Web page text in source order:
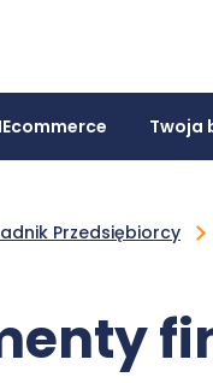
Twoja
Przedsiębiorcy